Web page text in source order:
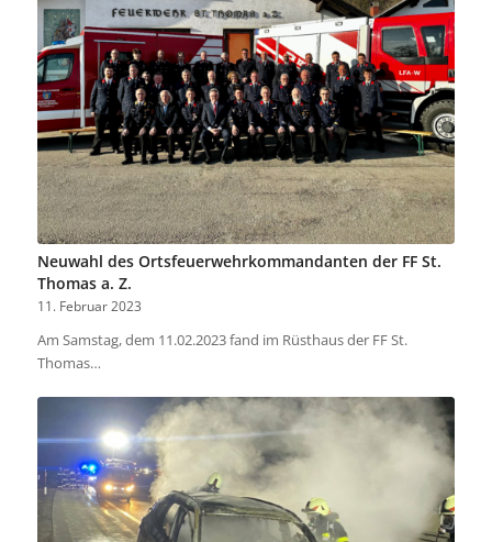
Neuwahl des Ortsfeuerwehrkommandanten der FF St.
Thomas a. Z.
11. Februar 2023
Am Samstag, dem 11.02.2023 fand im Rüsthaus der FF St.
Thomas…